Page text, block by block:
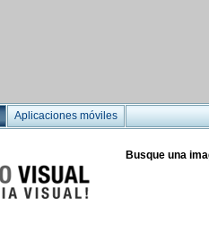
Aplicaciones móviles
Busque una